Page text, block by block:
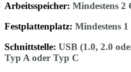
Arbeitsspeicher: Mindestens 2
Festplattenplatz: Mindestens 1
Schnittstelle: USB (1.0, 2.0
Typ A oder Typ C